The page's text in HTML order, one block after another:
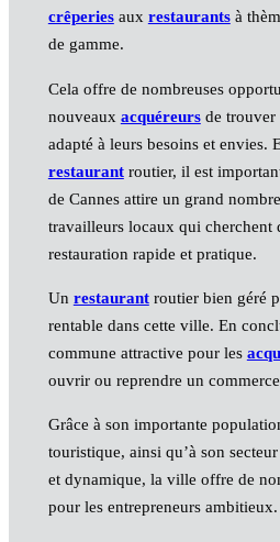
crêperiesaux restaurantsà
de gamme.
Cela offre de nombreuses
nouveaux acquéreursde trouver
adapté à leurs besoins et envies.
restaurantroutier, il est
de Cannes attire un grand
travailleurs locaux qui cherchent
restauration rapide et pratique.
Un restaurantroutier bien géré
rentable dans cette ville. En
commune attractive pour les
ouvrir ou reprendre un
Grâce à son importante
touristique, ainsi qu’à son
et dynamique, la ville offre de
pour les entrepreneurs ambitieux.